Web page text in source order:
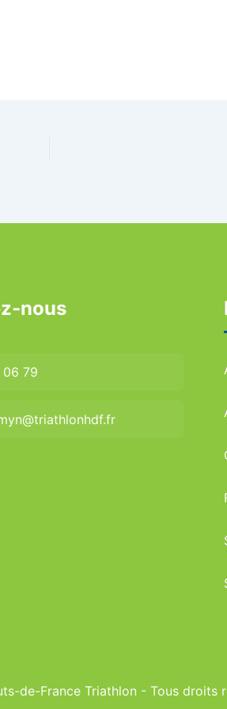
nous
79
de-France Triathlon - Tous droits